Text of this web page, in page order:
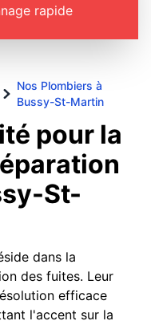
rapide
Nos Plombiers à
Bussy-St-Martin
pour la
St-
dans la
des fuites. Leur
efficace
l'accent sur la